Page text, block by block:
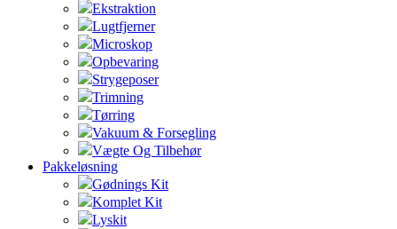
Ekstraktion
Lugtfjerner
Microskop
Opbevaring
Strygeposer
Trimning
Tørring
Vakuum & Forsegling
Vægte Og Tilbehør
Pakkeløsning
Gødnings Kit
Komplet Kit
Lyskit